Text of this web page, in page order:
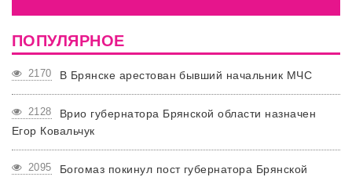
ПОПУЛЯРНОЕ
2170 В Брянске арестован бывший начальник МЧС
2128
Врио губернатора Брянской области назначен
Егор Ковальчук
2095
Богомаз покинул пост губернатора Брянской